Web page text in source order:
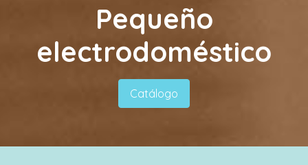
Pequeño
electrodoméstico
Catálogo